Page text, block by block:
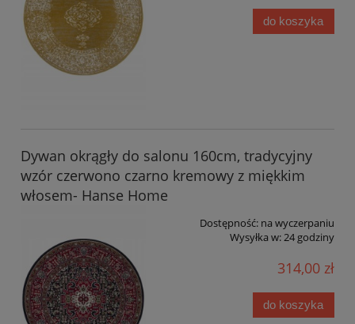
do koszyka
Dywan okrągły do salonu 160cm, tradycyjny
wzór czerwono czarno kremowy z miękkim
włosem- Hanse Home
Dostępność: na wyczerpaniu
Wysyłka w:24 godziny
314,00 zł
do koszyka